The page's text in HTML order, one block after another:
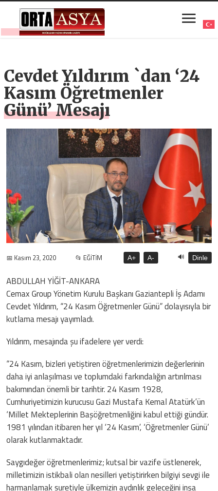
Cevdet Yıldırım `dan ‘24
Kasım Öğretmenler
Günü’ Mesajı
📅 Kasım 23, 2020 📂 EĞİTİM A+ A- 🔊 Dinle
ABDULLAH YİĞİT-ANKARA
Cemax Group Yönetim Kurulu Başkanı Gaziantepli İş Adamı
Cevdet Yıldırım, “24 Kasım Öğretmenler Günü” dolayısıyla bir
kutlama mesajı yayımladı.
Yıldırım, mesajında şu ifadelere yer verdi:
“24 Kasım, bizleri yetiştiren öğretmenlerimizin değerlerinin
daha iyi anlaşılması ve toplumdaki farkındalığın artırılması
bakımından önemli bir tarihtir. 24 Kasım 1928,
Cumhuriyetimizin kurucusu Gazi Mustafa Kemal Atatürk’ün
‘Millet Mekteplerinin Başöğretmenliğini kabul ettiği gündür.
1981 yılından itibaren her yıl ‘24 Kasım’, ‘Öğretmenler Günü’
olarak kutlanmaktadır.
Saygıdeğer öğretmenlerimiz; kutsal bir vazife üstlenerek,
milletimizin istikbali olan nesilleri yetiştirirken bilgiyi sevgi ile
harmanlamak suretiyle ülkemizin aydınlık geleceğini inşa